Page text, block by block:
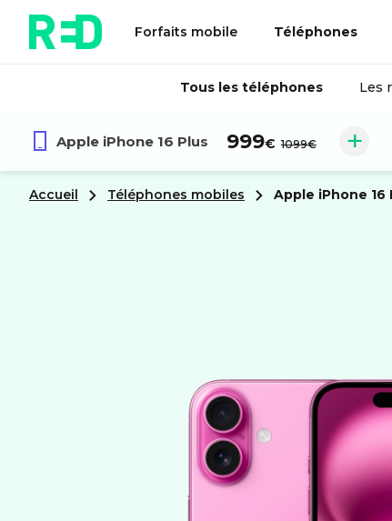
Forfaits mobile Téléphones
Tous les téléphones Les
Apple iPhone 16 Plus 999€ au lieu de :
1099€
Accueil Téléphones mobiles apple iPhone 16